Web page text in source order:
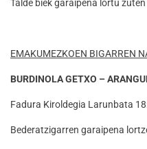
Talde biek garaipena lortu
EMAKUMEZKOEN BIGARREN
BURDINOLA GETXO –
Fadura Kiroldegia Larunbata
Bederatzigarren garaipena